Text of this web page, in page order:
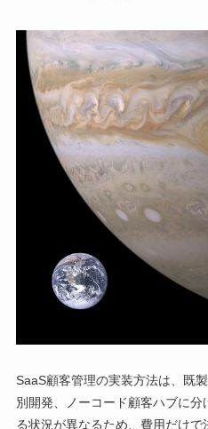
SaaS顧客管理の実装方法は、既
別開発、ノーコード顧客ハブに
る状況が異なるため、費用だけで